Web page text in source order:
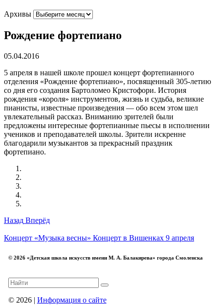
Архивы
Рождение фортепиано
05.04.2016
5 апреля в нашей школе прошел концерт фортепианного
отделения «Рождение фортепиано», посвященный 305-летию
со дня его создания Бартоломео Кристофори. История
рождения «короля» инструментов, жизнь и судьба, великие
пианисты, известные произведения — обо всем этом шел
увлекательный рассказ. Вниманию зрителей были
предложены интересные фортепианные пьесы в исполнении
учеников и преподавателей школы. Зрители искренне
благодарили музыкантов за прекрасный праздник
фортепиано.
Назад Вперёд
Концерт «Музыка весны» Концерт в Вишенках 9 апреля
© 2026 «Детская школа искусств имени М. А. Балакирева» города Смоленска
© 2026 | Информация о сайте